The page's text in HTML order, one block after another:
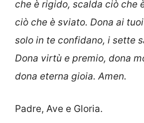
che è rigido, scalda ciò che
ciò che è sviato. Dona ai
solo in te confidano, i sette
Dona virtù e premio, dona
dona eterna gioia. Amen.
Padre, Ave e Gloria.